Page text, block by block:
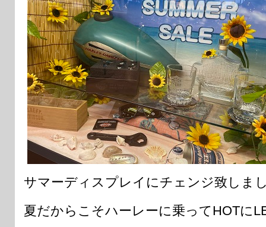
サマーディスプレイにチェンジ致しま
夏だからこそハーレーに乗ってHOTに